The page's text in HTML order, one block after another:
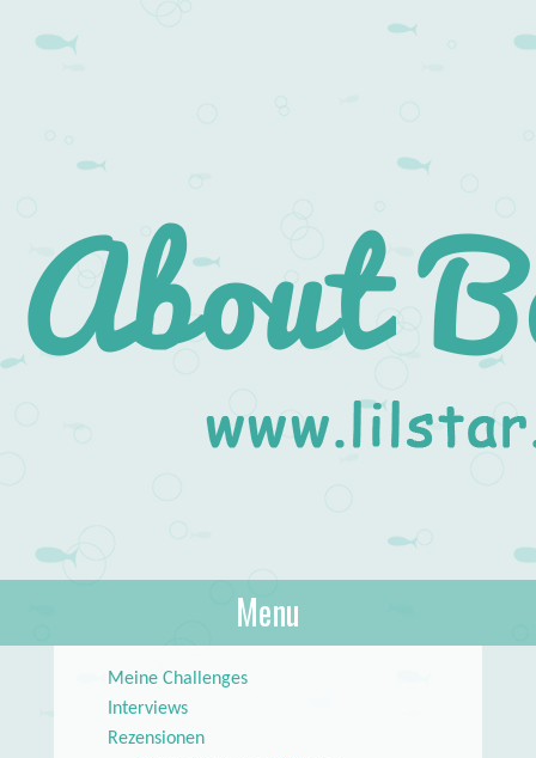
About Books
lilstar.de
Menu
Meine Challenges
Interviews
Rezensionen